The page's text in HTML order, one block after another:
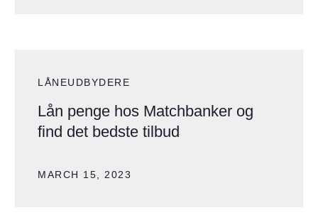
LÅNEUDBYDERE
Lån penge hos Matchbanker og
find det bedste tilbud
MARCH 15, 2023